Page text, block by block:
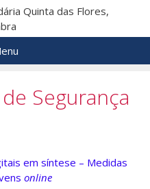
Segurança
em síntese – Medidas
online